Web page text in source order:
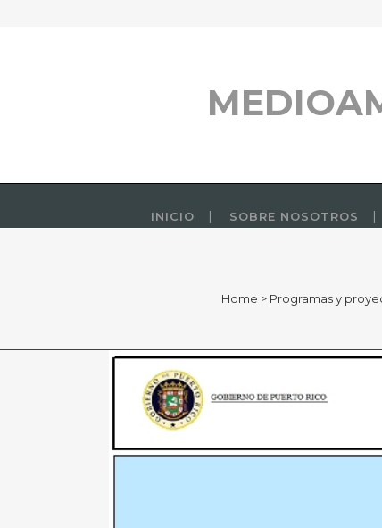
INICIO SOBRE NOSOTROS
Home > Programas y